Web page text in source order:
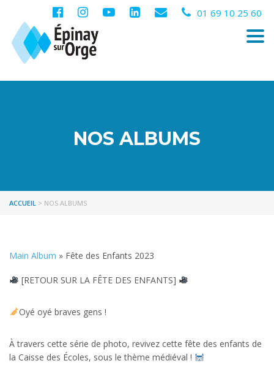
01 69 10 25 60
NOS ALBUMS
ACCUEIL > NOS ALBUMS
Main Album » Fête des Enfants 2023
[RETOUR SUR LA FÊTE DES ENFANTS]
Oyé oyé braves gens !
À travers cette série de photo, revivez cette fête des enfants de
la Caisse des Écoles, sous le thème médiéval !